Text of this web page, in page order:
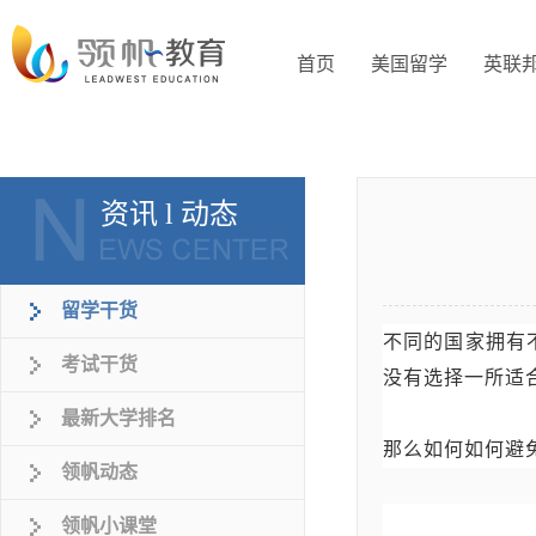
首页 美国留学 英联
资讯 l 动态
留学干货
考试干货
最新大学排名
领帆动态
领帆小课堂
不同的国家拥有
没有选择一所适
那么如何如何避